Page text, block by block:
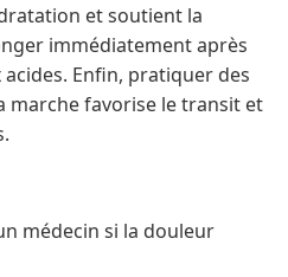
et soutient la
immédiatement après
Enfin, pratiquer des
marche favorise le transit et
médecin si la douleur